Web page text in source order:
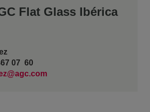
Flat Glass Ibérica
07 60